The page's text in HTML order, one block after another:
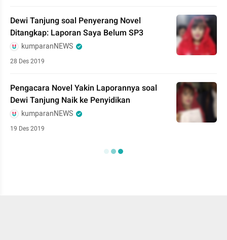
Dewi Tanjung soal Penyerang Novel
Ditangkap: Laporan Saya Belum SP3
kumparanNEWS
28 Des 2019
Pengacara Novel Yakin Laporannya soal
Dewi Tanjung Naik ke Penyidikan
kumparanNEWS
19 Des 2019